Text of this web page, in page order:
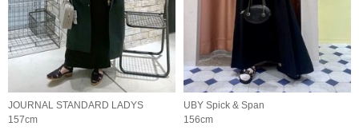
JOURNAL STANDARD LADYS
157cm
UBY Spick & Span
156cm